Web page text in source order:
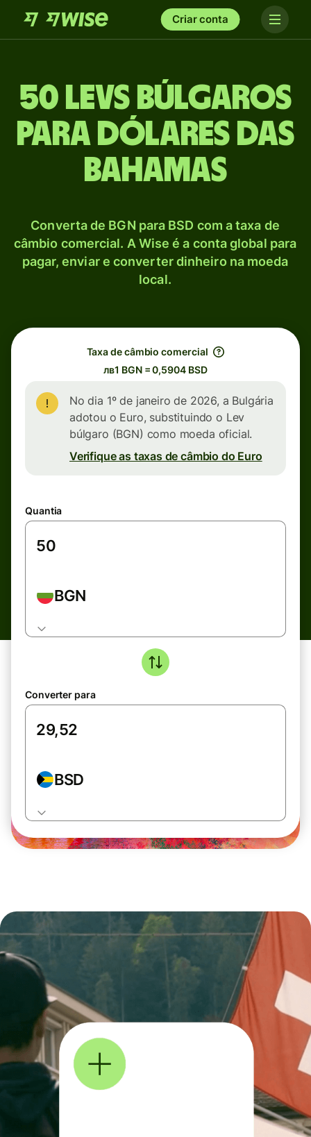
Criar conta
50 Levs búlgaros
para Dólares das
Bahamas
Converta de BGN para BSD com a taxa de
câmbio comercial. A Wise é a conta global para
pagar, enviar e converter dinheiro na moeda
local.
Taxa de câmbio comercial
лв1 BGN = 0,5904 BSD
No dia 1º de janeiro de 2026, a Bulgária
adotou o Euro, substituindo o Lev
búlgaro (BGN) como moeda oficial.
Verifique as taxas de câmbio do Euro
Quantia
BGN
Converter para
BSD